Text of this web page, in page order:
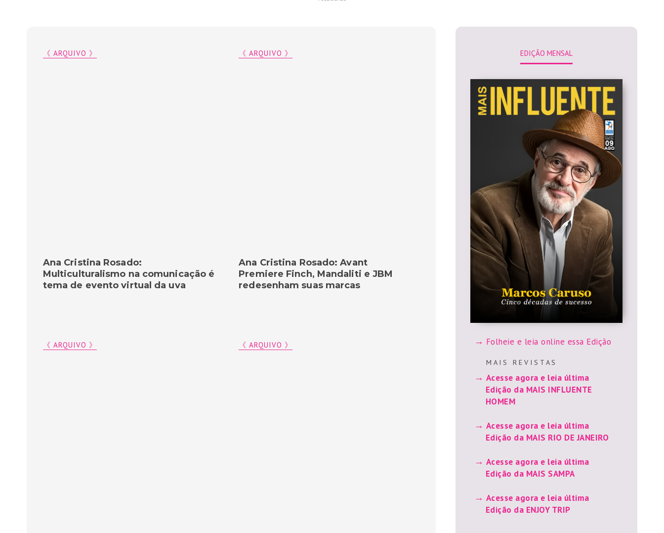
《 ARQUIVO 》
Ana Cristina Rosado: Avant
Premiere Finch, Mandaliti e JBM
redesenham suas marcas
《 ARQUIVO 》
Ana Cristina Rosado:
Multiculturalismo na comunicação é
tema de evento virtual da uva
《 ARQUIVO 》
《 ARQUIVO 》
EDIÇÃO MENSAL
Folheie e leia online essa Edição
M A I S R E V I S T A S
Acesse agora e leia última
Edição da MAIS INFLUENTE
HOMEM
Acesse agora e leia última
Edição da MAIS RIO DE JANEIRO
Acesse agora e leia última
Edição da MAIS SAMPA
Acesse agora e leia última
Edição da ENJOY TRIP